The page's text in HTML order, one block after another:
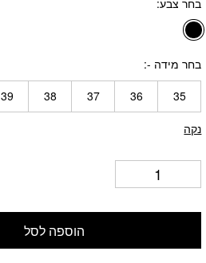
בחר מידה -
35
36
37
38
39
נקה
הוספה לסל